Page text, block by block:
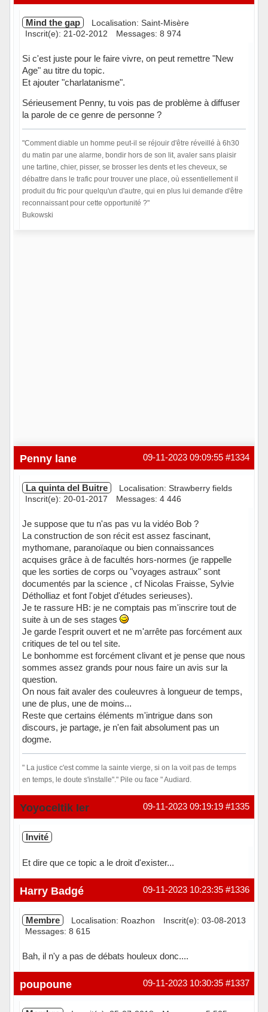
Mind the gap
Localisation: Saint-Misère
Inscrit(e): 21-02-2012
Messages: 8 974
Si c'est juste pour le faire vivre, on peut remettre "New
Age" au titre du topic.
Et ajouter "charlatanisme".
Sérieusement Penny, tu vois pas de problème à diffuser
la parole de ce genre de personne ?
"Comment diable un homme peut-il se réjouir d'être réveillé à 6h30
du matin par une alarme, bondir hors de son lit, avaler sans plaisir
une tartine, chier, pisser, se brosser les dents et les cheveux, se
débattre dans le trafic pour trouver une place, où essentiellement il
produit du fric pour quelqu'un d'autre, qui en plus lui demande d'être
reconnaissant pour cette opportunité ?"
Bukowski
#1334
09-11-2023 09:09:55
Penny lane
La quinta del Buitre
Localisation: Strawberry fields
Inscrit(e): 20-01-2017
Messages: 4 446
Je suppose que tu n'as pas vu la vidéo Bob ?
La construction de son récit est assez fascinant,
mythomane, paranoïaque ou bien connaissances
acquises grâce à de facultés hors-normes (je rappelle
que les sorties de corps ou "voyages astraux" sont
documentés par la science , cf Nicolas Fraisse, Sylvie
Détholliaz et font l'objet d'études serieuses).
Je te rassure HB: je ne comptais pas m'inscrire tout de
suite à un de ses stages
Je garde l'esprit ouvert et ne m'arrête pas forcément aux
critiques de tel ou tel site.
Le bonhomme est forcément clivant et je pense que nous
sommes assez grands pour nous faire un avis sur la
question.
On nous fait avaler des couleuvres à longueur de temps,
une de plus, une de moins...
Reste que certains éléments m'intrigue dans son
discours, je partage, je n'en fait absolument pas un
dogme.
" La justice c'est comme la sainte vierge, si on la voit pas de temps
en temps, le doute s'installe"." Pile ou face " Audiard.
En ligne #1335
09-11-2023 09:19:19
Yoyoceltik Ier
Invité
Et dire que ce topic a le droit d'exister...
#1336
09-11-2023 10:23:35
Harry Badgé
Membre Localisation: Roazhon
Inscrit(e): 03-08-2013
Messages: 8 615
Bah, il n'y a pas de débats houleux donc....
Hors ligne #1337
09-11-2023 10:30:35
poupoune